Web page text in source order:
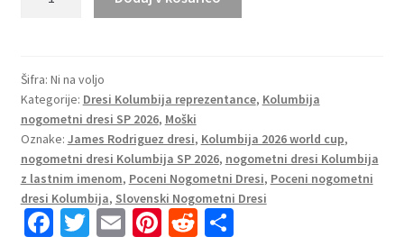
SP
2026
James
Rodriguez
#10
Domači
rumena
količina
Šifra: Ni na voljo
Kategorije: Dresi Kolumbija reprezentance, Kolumbija
nogometni dresi SP 2026, Moški
Oznake: James Rodriguez dresi, Kolumbija 2026 world cup,
nogometni dresi Kolumbija SP 2026, nogometni dresi Kolumbija
z lastnim imenom, Poceni Nogometni Dresi, Poceni nogometni
dresi Kolumbija, Slovenski Nogometni Dresi
Fa T E Pi R S